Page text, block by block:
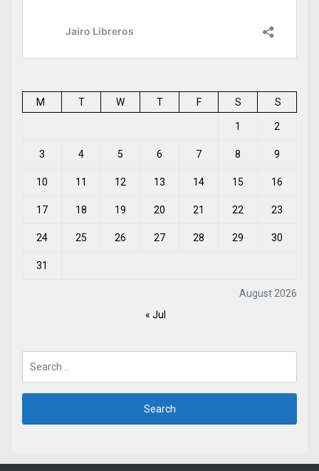
August 2026
M T W T F S S
1 2
3 4 5 6 7 8 9
10 11 12 13 14 15 16
17 18 19 20 21 22 23
24 25 26 27 28 29 30
31
« Jul
for: